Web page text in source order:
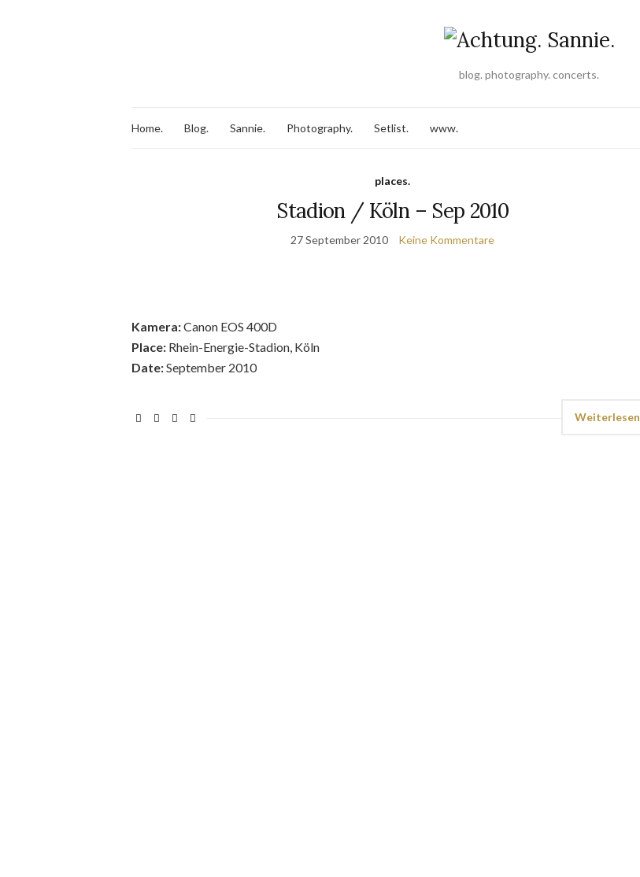
blog. photography. concerts.
Home. Blog. Sannie. Photography. Setlist. www.
places.
Stadion / Köln – Sep 2010
27 September 2010 Keine Kommentare
Kamera:Canon EOS 400D
Place: Rhein-Energie-Stadion, Köln
Date:September 2010
Weiterlesen